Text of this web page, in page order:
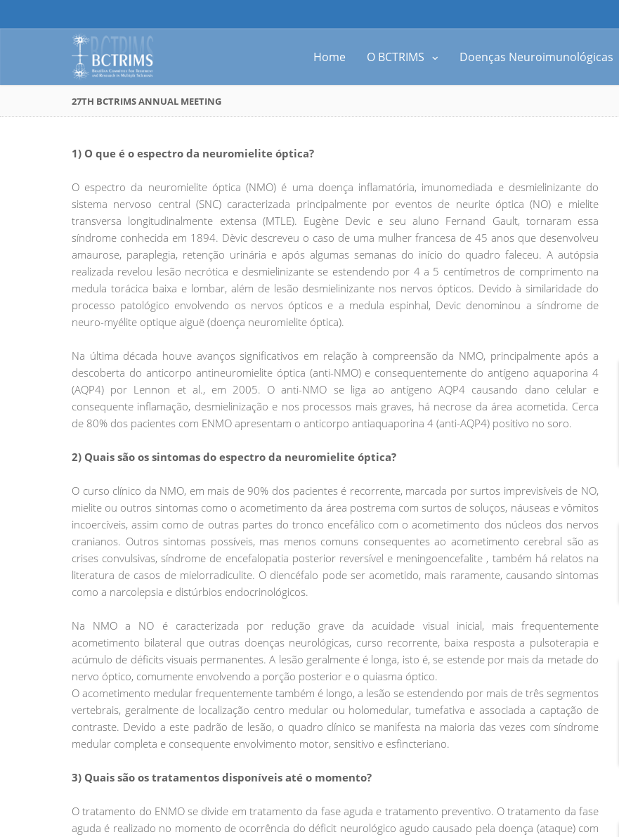
Home O BCTRIMS Doenças Neuroimunológicas
27TH BCTRIMS ANNUAL MEETING
1) O que é o espectro da neuromielite óptica?
O espectro da neuromielite óptica (NMO) é uma doença inflamatória, imunomediada e desmielinizante do
sistema nervoso central (SNC) caracterizada principalmente por eventos de neurite óptica (NO) e mielite
transversa longitudinalmente extensa (MTLE). Eugène Devic e seu aluno Fernand Gault, tornaram essa
síndrome conhecida em 1894. Dèvic descreveu o caso de uma mulher francesa de 45 anos que desenvolveu
amaurose, paraplegia, retenção urinária e após algumas semanas do início do quadro faleceu. A autópsia
realizada revelou lesão necrótica e desmielinizante se estendendo por 4 a 5 centímetros de comprimento na
medula torácica baixa e lombar, além de lesão desmielinizante nos nervos ópticos. Devido à similaridade do
processo patológico envolvendo os nervos ópticos e a medula espinhal, Devic denominou a síndrome de
neuro-myélite optique aiguë (doença neuromielite óptica).
Na última década houve avanços significativos em relação à compreensão da NMO, principalmente após a
descoberta do anticorpo antineuromielite óptica (anti-NMO) e consequentemente do antígeno aquaporina 4
(AQP4) por Lennon et al., em 2005. O anti-NMO se liga ao antígeno AQP4 causando dano celular e
consequente inflamação, desmielinização e nos processos mais graves, há necrose da área acometida. Cerca
de 80% dos pacientes com ENMO apresentam o anticorpo antiaquaporina 4 (anti-AQP4) positivo no soro.
2) Quais são os sintomas do espectro da neuromielite óptica?
O curso clínico da NMO, em mais de 90% dos pacientes é recorrente, marcada por surtos imprevisíveis de NO,
mielite ou outros sintomas como o acometimento da área postrema com surtos de soluços, náuseas e vômitos
incoercíveis, assim como de outras partes do tronco encefálico com o acometimento dos núcleos dos nervos
cranianos. Outros sintomas possíveis, mas menos comuns consequentes ao acometimento cerebral são as
crises convulsivas, síndrome de encefalopatia posterior reversível e meningoencefalite , também há relatos na
literatura de casos de mielorradiculite. O diencéfalo pode ser acometido, mais raramente, causando sintomas
como a narcolepsia e distúrbios endocrinológicos.
Na NMO a NO é caracterizada por redução grave da acuidade visual inicial, mais frequentemente
acometimento bilateral que outras doenças neurológicas, curso recorrente, baixa resposta a pulsoterapia e
acúmulo de déficits visuais permanentes. A lesão geralmente é longa, isto é, se estende por mais da metade do
nervo óptico, comumente envolvendo a porção posterior e o quiasma óptico.
O acometimento medular frequentemente também é longo, a lesão se estendendo por mais de três segmentos
vertebrais, geralmente de localização centro medular ou holomedular, tumefativa e associada a captação de
contraste. Devido a este padrão de lesão, o quadro clínico se manifesta na maioria das vezes com síndrome
medular completa e consequente envolvimento motor, sensitivo e esfincteriano.
3) Quais são os tratamentos disponíveis até o momento?
O tratamento do ENMO se divide em tratamento da fase aguda e tratamento preventivo. O tratamento da fase
aguda é realizado no momento de ocorrência do déficit neurológico agudo causado pela doença (ataque) com